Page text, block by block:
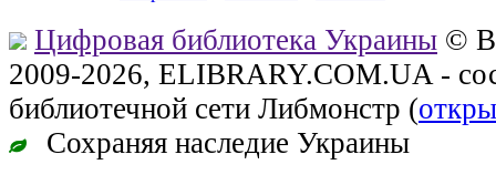
Цифровая библиотека Украины ©
2009-2026, ELIBRARY.COM.UA -
библиотечной сети Либмонстр (
Сохраняя наследие Украины